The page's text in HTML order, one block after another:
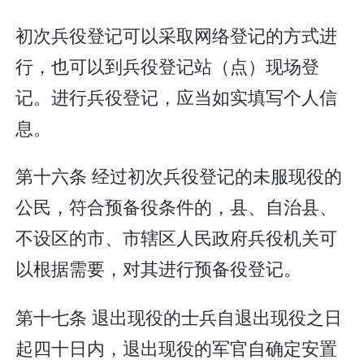
初次兵役登记可以采取网络登记的方式进
行，也可以到兵役登记站（点）现场登
记。进行兵役登记，应当如实填写个人信
息。
第十六条 经过初次兵役登记的未服现役的
公民，符合预备役条件的，县、自治县、
不设区的市、市辖区人民政府兵役机关可
以根据需要，对其进行预备役登记。
第十七条 退出现役的士兵自退出现役之日
起四十日内，退出现役的军官自确定安置